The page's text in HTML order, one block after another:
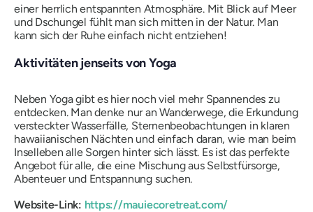
einer herrlich entspannten Atmosphäre. Mit Blick auf Meer
und Dschungel fühlt man sich mitten in der Natur. Man
kann sich der Ruhe einfach nicht entziehen!
Aktivitäten jenseits von Yoga
Neben Yoga gibt es hier noch viel mehr Spannendes zu
entdecken. Man denke nur an Wanderwege, die Erkundung
versteckter Wasserfälle, Sternenbeobachtungen in klaren
hawaiianischen Nächten und einfach daran, wie man beim
Inselleben alle Sorgen hinter sich lässt. Es ist das perfekte
Angebot für alle, die eine Mischung aus Selbstfürsorge,
Abenteuer und Entspannung suchen.
Website-Link: https://mauiecoretreat.com/